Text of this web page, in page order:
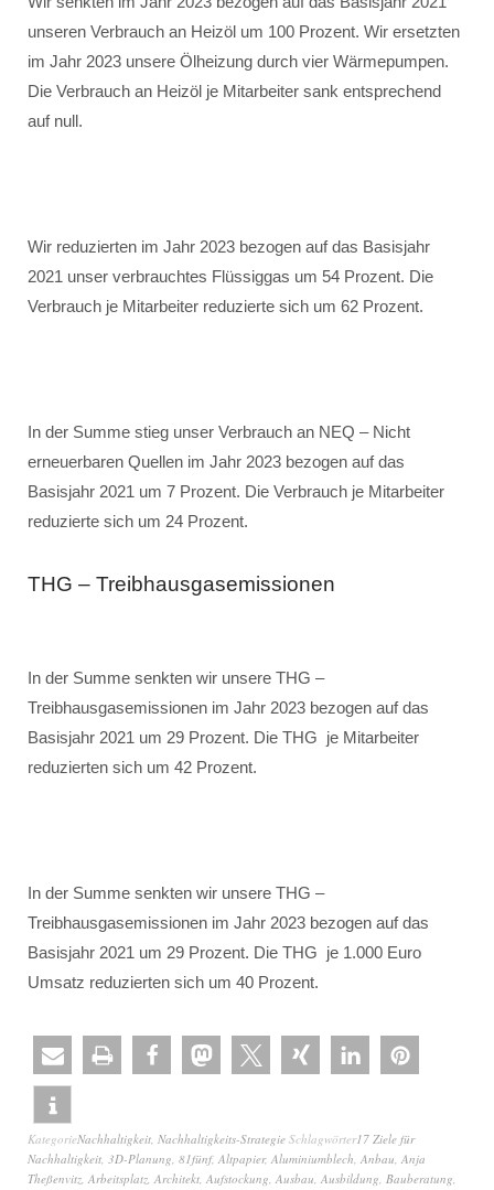
unseren Verbrauch an Heizöl um 100 Prozent. Wir ersetzten
im Jahr 2023 unsere Ölheizung durch vier Wärmepumpen.
Die Verbrauch an Heizöl je Mitarbeiter sank entsprechend
auf null.
Wir reduzierten im Jahr 2023 bezogen auf das Basisjahr
2021 unser verbrauchtes Flüssiggas um 54 Prozent. Die
Verbrauch je Mitarbeiter reduzierte sich um 62 Prozent.
In der Summe stieg unser Verbrauch an NEQ – Nicht
erneuerbaren Quellen im Jahr 2023 bezogen auf das
Basisjahr 2021 um 7 Prozent. Die Verbrauch je Mitarbeiter
reduzierte sich um 24 Prozent.
THG – Treibhausgasemissionen
In der Summe senkten wir unsere THG –
Treibhausgasemissionen im Jahr 2023 bezogen auf das
Basisjahr 2021 um 29 Prozent. Die THG je Mitarbeiter
reduzierten sich um 42 Prozent.
In der Summe senkten wir unsere THG –
Treibhausgasemissionen im Jahr 2023 bezogen auf das
Basisjahr 2021 um 29 Prozent. Die THG je 1.000 Euro
Umsatz reduzierten sich um 40 Prozent.
KategorieNachhaltigkeit, Nachhaltigkeits-Strategie Schlagwörter17 Ziele für
Nachhaltigkeit, 3D-Planung, 81fünf, Altpapier, Aluminiumblech, Anbau, Anja
Theßenvitz, Arbeitsplatz, Architekt, Aufstockung, Ausbau, Ausbildung, Bauberatung,